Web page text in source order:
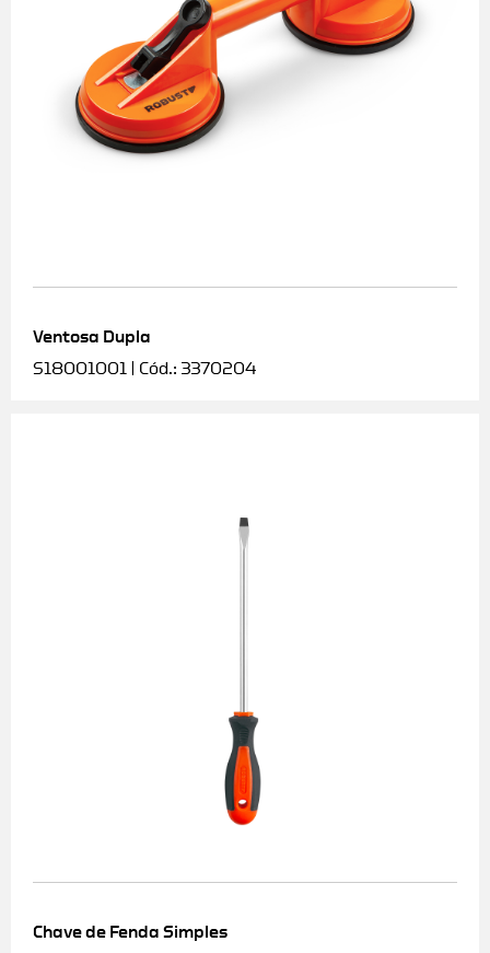
Ventosa Dupla
S18001001 | Cód.: 3370204
Chave de Fenda Simples